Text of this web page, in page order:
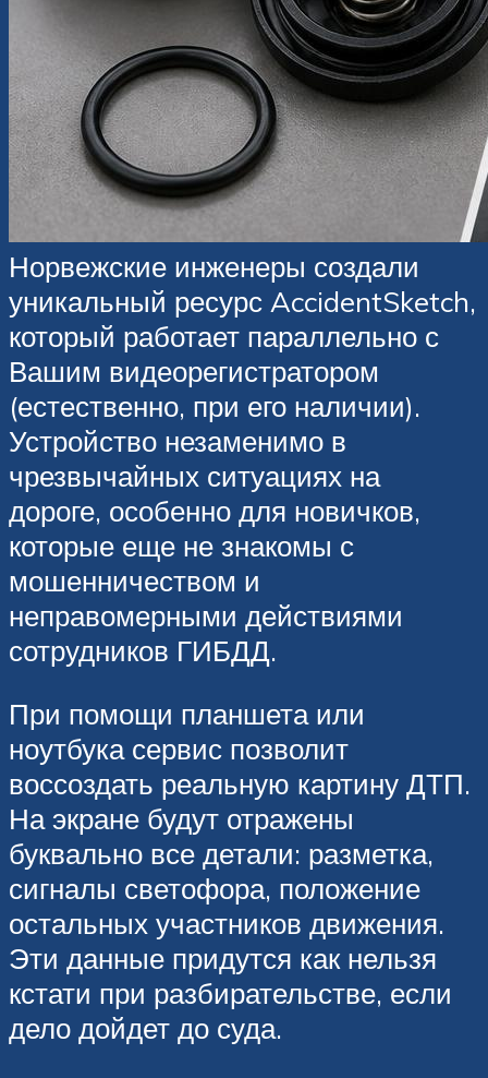
Норвежские инженеры создали
уникальный ресурс AccidentSketch,
который работает параллельно с
Вашим видеорегистратором
(естественно, при его наличии).
Устройство незаменимо в
чрезвычайных ситуациях на
дороге, особенно для новичков,
которые еще не знакомы с
мошенничеством и
неправомерными действиями
сотрудников ГИБДД.
При помощи планшета или
ноутбука сервис позволит
воссоздать реальную картину ДТП.
На экране будут отражены
буквально все детали: разметка,
сигналы светофора, положение
остальных участников движения.
Эти данные придутся как нельзя
кстати при разбирательстве, если
дело дойдет до суда.